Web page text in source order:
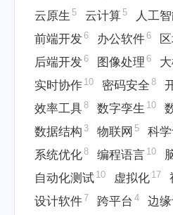
云原生 5 云计算 5 人工
前端开发6 办公软件6
后端开发6 图像处理 6
实时协作 10 密码安全 8
效率工具8 数字孪生 10
数据结构 3 物联网 5 科
系统优化8 编程语言 10
自动化测试 10 虚拟化 17
设计软件7 跨平台 4 边